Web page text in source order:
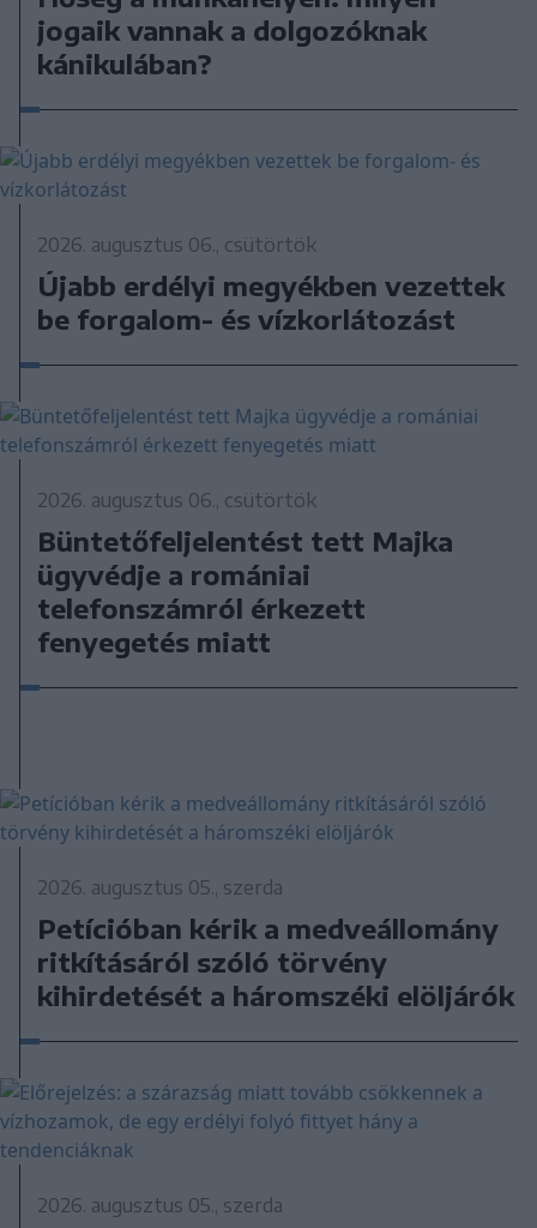
jogaik vannak a dolgozóknak
kánikulában?
2026. augusztus 06., csütörtök
Újabb erdélyi megyékben vezettek
be forgalom- és vízkorlátozást
2026. augusztus 06., csütörtök
Büntetőfeljelentést tett Majka
ügyvédje a romániai
telefonszámról érkezett
fenyegetés miatt
2026. augusztus 05., szerda
Petícióban kérik a medveállomány
ritkításáról szóló törvény
kihirdetését a háromszéki elöljárók
2026. augusztus 05., szerda